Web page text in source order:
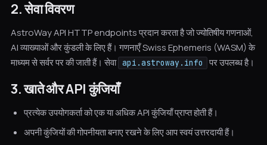
2. सेवा विवरण
AstroWay API HTTP endpoints प्रदान करता है जो ज्योतिषीय गणनाओं,
AI व्याख्याओं और कुंडली के लिए हैं। गणनाएँ Swiss Ephemeris (WASM) के
माध्यम से सर्वर पर की जाती हैं। सेवा api.astroway.info पर उपलब्ध है।
3. खाते और API कुंजियाँ
प्रत्येक उपयोगकर्ता को एक या अधिक API कुंजियाँ प्राप्त होती हैं।
अपनी कुंजियों की गोपनीयता बनाए रखने के लिए आप स्वयं उत्तरदायी हैं।